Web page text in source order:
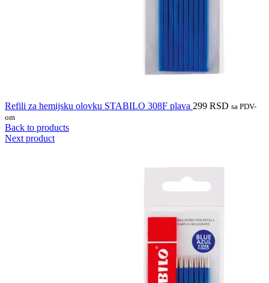
Refili za hemijsku olovku STABILO 308F plava 299 RSD sa PDV-
om
Back to products
Next product